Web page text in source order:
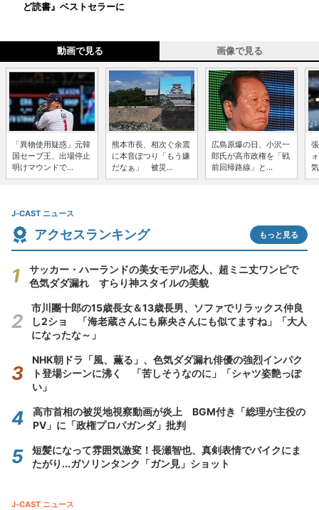
ど読書』ベストセラーに
動画で見る 画像で見る
「異物使用疑惑」元韓
国セーブ王、出場停止
明けマウンドで...
熊本市長、相次ぐ余震
に本音ぽつり「もう嫌
だなぁ」 被災...
広島原爆の日、小沢一
郎氏が高市政権を「戦
前回帰路線」と...
J-CAST ニュース
アクセスランキング もっと見る
サッカー・ハーランドの美女モデル恋人、超ミニ丈ワンピで
色気ダダ漏れ すらり神スタイルの美貌
市川團十郎の15歳長女＆13歳長男、ソファでリラックス仲良
し2ショ 「海老蔵さんにも麻央さんにも似てますね」「大人
になったな～」
NHK朝ドラ「風、薫る」、色気ダダ漏れ俳優の強烈インパク
ト登場シーンに沸く 「苦しそうなのに」「シャツ姿艶っぽ
い」
高市首相の被災地視察動画が炎上 BGM付き「総理が主役の
PV」に「政権プロパガンダ」批判
短髪になって雰囲気激変！長瀬智也、真剣表情でバイクにま
たがり...ガソリンタンク「ガン見」ショット
J-CAST ニュース